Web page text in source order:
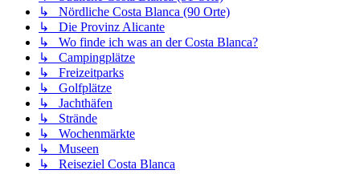
↳ Nördliche Costa Blanca (90 Orte)
↳ Die Provinz Alicante
↳ Wo finde ich was an der Costa Blanca?
↳ Campingplätze
↳ Freizeitparks
↳ Golfplätze
↳ Jachthäfen
↳ Strände
↳ Wochenmärkte
↳ Museen
↳ Reiseziel Costa Blanca